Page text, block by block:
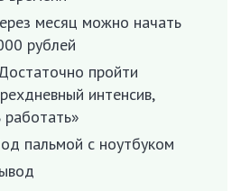
месяц можно начать
рублей
пройти
интенсив,
пальмой с ноутбуком